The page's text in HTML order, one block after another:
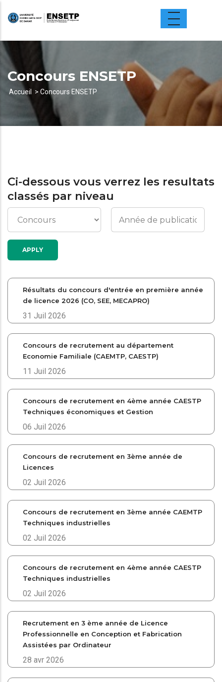
principal
Concours ENSETP
d'Ariane
Accueil Concours ENSETP
Ci-dessous vous verrez les resultats
classés par niveau
Résultats du concours d'entrée en première année
de licence 2026 (CO, SEE, MECAPRO)
31 Juil 2026
Concours de recrutement au département
Economie Familiale (CAEMTP, CAESTP)
11 Juil 2026
Concours de recrutement en 4ème année CAESTP
Techniques économiques et Gestion
06 Juil 2026
Concours de recrutement en 3ème année de
Licences
02 Juil 2026
Concours de recrutement en 3ème année CAEMTP
Techniques industrielles
02 Juil 2026
Concours de recrutement en 4ème année CAESTP
Techniques industrielles
02 Juil 2026
Recrutement en 3 ème année de Licence
Professionnelle en Conception et Fabrication
Assistées par Ordinateur
28 avr 2026